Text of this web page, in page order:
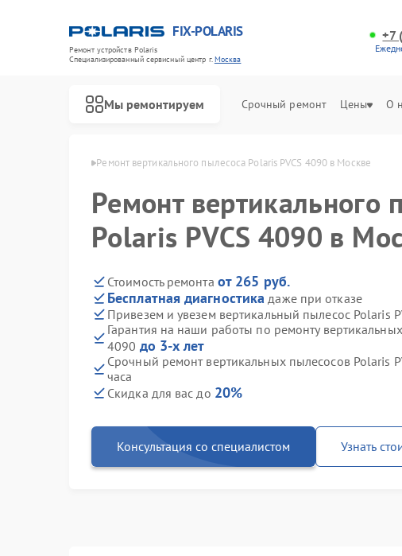
FIX-POLARIS
Ремонт устройств Polaris
Специализированный cервисный центр г.Москва
+7
Мы ремонтируем Срочный ремонт Цены О
Polaris в Москве Ремонт вертикального пылесоса Polaris PVCS 4090 в Москве
Ремонт вертикального
Polaris PVCS 4090 в
Стоимость ремонта от 265 руб.
Бесплатная диагностика даже при отказе
Привезем и увезем вертикальный пылесос Polaris
Гарантия на наши работы по ремонту
4090 до 3-х лет
Срочный ремонт вертикальных пылесосов Polaris
часа
Скидка для вас до 20%
Консультация со специалистом Узнать